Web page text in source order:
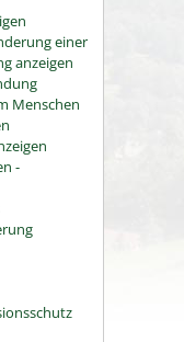
einer
anzeigen
Menschen
-